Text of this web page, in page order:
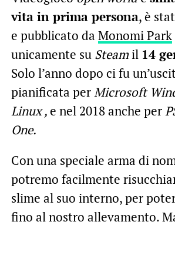
vita in prima persona, è
e pubblicato da Monomi Park
unicamente su Steamil 14
Solo l’anno dopo ci fu
pianificata perMicrosoft
Linux ,e nel 2018 anche per
One.
Con una speciale arma di
potremo facilmente
slime al suo interno, per
fino al nostro allevamento.